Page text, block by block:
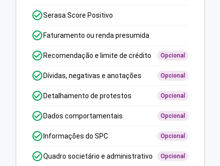
Serasa Score Positivo
Faturamento ou renda presumida
Recomendação e limite de crédito Opcional
Dívidas, negativas e anotações Opcional
Detalhamento de protestos Opcional
Dados comportamentais Opcional
Informações do SPC Opcional
Quadro societário e administrativo Opcional